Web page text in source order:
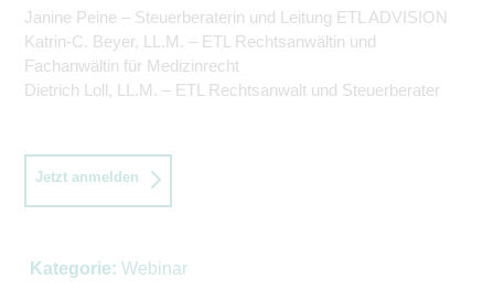
Janine Peine – Steuerberaterin und Leitung ETL ADVISION
Katrin-C. Beyer, LL.M. – ETL Rechtsanwältin und
Fachanwältin für Medizinrecht
Dietrich Loll, LL.M. – ETL Rechtsanwalt und Steuerberater
Jetzt anmelden
Kategorie: Webinar